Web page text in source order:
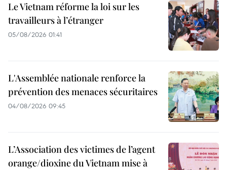
Le Vietnam réforme la loi sur les
travailleurs à l’étranger
05/08/2026 01:41
L'Assemblée nationale renforce la
prévention des menaces sécuritaires
04/08/2026 09:45
L’Association des victimes de l’agent
orange/dioxine du Vietnam mise à